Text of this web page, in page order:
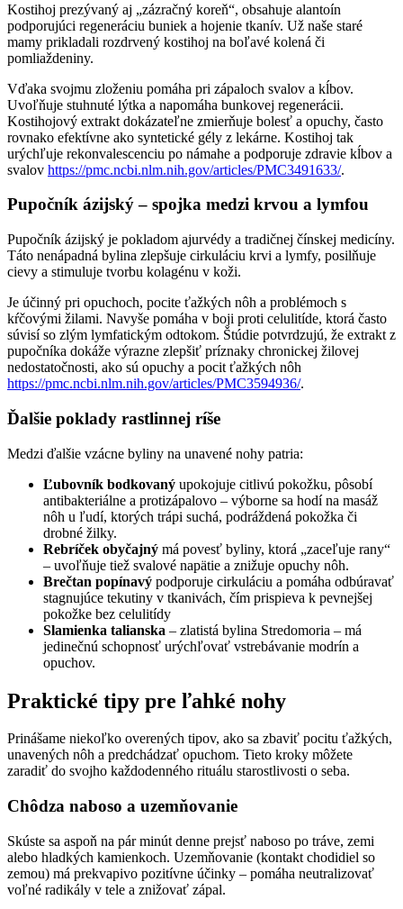
Kostihoj prezývaný aj „zázračný koreň“, obsahuje alantoín
podporujúci regeneráciu buniek a hojenie tkanív. Už naše staré
mamy prikladali rozdrvený kostihoj na boľavé kolená či
pomliaždeniny.
Vďaka svojmu zloženiu pomáha pri zápaloch svalov a kĺbov.
Uvoľňuje stuhnuté lýtka a napomáha bunkovej regenerácii.
Kostihojový extrakt dokázateľne zmierňuje bolesť a opuchy, často
rovnako efektívne ako syntetické gély z lekárne. Kostihoj tak
urýchľuje rekonvalescenciu po námahe a podporuje zdravie kĺbov a
svalov https://pmc.ncbi.nlm.nih.gov/articles/PMC3491633/.
Pupočník ázijský – spojka medzi krvou a lymfou
Pupočník ázijský je pokladom ajurvédy a tradičnej čínskej medicíny.
Táto nenápadná bylina zlepšuje cirkuláciu krvi a lymfy, posilňuje
cievy a stimuluje tvorbu kolagénu v koži.
Je účinný pri opuchoch, pocite ťažkých nôh a problémoch s
kŕčovými žilami. Navyše pomáha v boji proti celulitíde, ktorá často
súvisí so zlým lymfatickým odtokom. Štúdie potvrdzujú, že extrakt z
pupočníka dokáže výrazne zlepšiť príznaky chronickej žilovej
nedostatočnosti, ako sú opuchy a pocit ťažkých nôh
https://pmc.ncbi.nlm.nih.gov/articles/PMC3594936/.
Ďalšie poklady rastlinnej ríše
Medzi ďalšie vzácne byliny na unavené nohy patria:
Ľubovník bodkovaný upokojuje citlivú pokožku, pôsobí
antibakteriálne a protizápalovo – výborne sa hodí na masáž
nôh u ľudí, ktorých trápi suchá, podráždená pokožka či
drobné žilky.
Rebríček obyčajný má povesť byliny, ktorá „zaceľuje rany“
– uvoľňuje tiež svalové napätie a znižuje opuchy nôh.
Brečtan popínavý podporuje cirkuláciu a pomáha odbúravať
stagnujúce tekutiny v tkanivách, čím prispieva k pevnejšej
pokožke bez celulitídy
Slamienka talianska – zlatistá bylina Stredomoria – má
jedinečnú schopnosť urýchľovať vstrebávanie modrín a
opuchov.
Praktické tipy pre ľahké nohy
Prinášame niekoľko overených tipov, ako sa zbaviť pocitu ťažkých,
unavených nôh a predchádzať opuchom. Tieto kroky môžete
zaradiť do svojho každodenného rituálu starostlivosti o seba.
Chôdza naboso a uzemňovanie
Skúste sa aspoň na pár minút denne prejsť naboso po tráve, zemi
alebo hladkých kamienkoch. Uzemňovanie (kontakt chodidiel so
zemou) má prekvapivo pozitívne účinky – pomáha neutralizovať
voľné radikály v tele a znižovať zápal.